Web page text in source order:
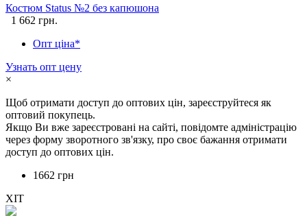
Костюм Status №2 без капюшона
1 662 грн.
Опт ціна*
Узнать опт цену
×
Щоб отримати доступ до оптових цін, зареєструйтеся як
оптовий покупець.
Якщо Ви вже зареєстровані на сайті, повідомте адміністрацію
через форму зворотного зв'язку, про своє бажання отримати
доступ до оптових цін.
1662 грн
ХІТ